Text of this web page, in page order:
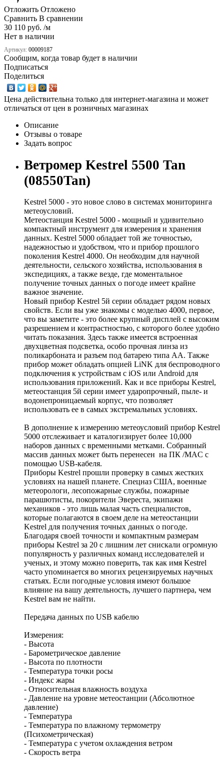
Отложить Отложено
Сравнить В сравнении
30 110 руб. /м
Нет в наличии
Артикул: 00009187
Сообщим, когда товар будет в наличии
Подписаться
Поделиться
Цена действительна только для интернет-магазина и может
отличаться от цен в розничных магазинах
Описание
Отзывы о товаре
Задать вопрос
Ветромер Kestrel 5500 Tan
(08550Tan)
Kestrel 5000 - это новое слово в системах мониторинга
метеоусловий.
Метеостанция Kestrel 5000 - мощный и удивительно
компактный инструмент для измерения и хранения
данных. Kestrel 5000 обладает той же точностью,
надежностью и удобством, что и прибор прошлого
поколения Kestrel 4000. Он необходим для научной
деятельности, сельского хозяйства, использования в
экспедициях, а также везде, где моментальное
получение точных данных о погоде имеет крайне
важное значение.
Новый прибор Kestrel 5й серии обладает рядом новых
свойств. Если вы уже знакомы с моделью 4000, первое,
что вы заметите - это более крупный дисплей с высоким
разрешением и контрастностью, с которого более удобно
читать показания. Здесь также имеется встроенная
двухцветная подсветка, особо прочная линза из
поликарбоната и разъем под батарею типа АА. Также
прибор может обладать опцией LiNK для беспроводного
подключения к устройствам с iOS или Android для
использования приложений. Как и все приборы Kestrel,
метеостанция 5й серии имеет ударопрочный, пыле- и
водонепроницаемый корпус, что позволяет
использовать ее в самых экстремальных условиях.
В дополнение к измерению метеоусловий прибор Kestrel
5000 отслеживает и каталогизирует более 10,000
наборов данных с временными метками. Собранный
массив данных может быть перенесен на ПК /MAC с
помощью USB-кабеля.
Приборы Kestrel прошли проверку в самых жестких
условиях на нашей планете. Спецназ США, военные
метеорологи, лесопожарные службы, пожарные
парашютисты, покорители Эвереста, экипажи
механиков - это лишь малая часть специалистов,
которые полагаются в своем деле на метеостанции
Kestrel для получения точных данных о погоде.
Благодаря своей точности и компактным размерам
приборы Kestrel за 20 с лишним лет снискали огромную
популярность у различных команд исследователей и
ученых, и этому можно поверить, так как имя Kestrel
часто упоминается во многих рецензируемых научных
статьях. Если погодные условия имеют большое
влияние на вашу деятельность, лучшего партнера, чем
Kestrel вам не найти.
Передача данных по USB кабелю
Измерения:
- Высота
- Барометрическое давление
- Высота по плотности
- Температура точки росы
- Индекс жары
- Относительная влажность воздуха
- Давление на уровне метеостанции (Абсолютное
давление)
- Температура
- Температура по влажному термометру
(Психометрическая)
- Температура с учетом охлаждения ветром
- Скорость ветра